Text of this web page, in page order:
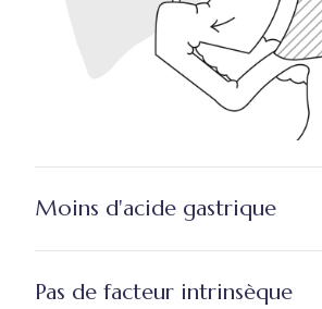
Moins d'acide gastrique
Pas de facteur intrinsèque